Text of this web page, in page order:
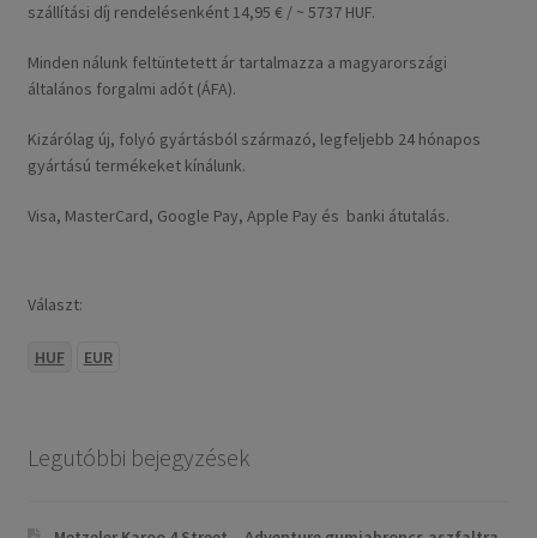
szállítási díj rendelésenként 14,95 € / ~ 5737 HUF.
Minden nálunk feltüntetett ár tartalmazza a magyarországi
általános forgalmi adót (ÁFA).
Kizárólag új, folyó gyártásból származó, legfeljebb 24 hónapos
gyártású termékeket kínálunk.
Visa, MasterCard, Google Pay, Apple Pay és banki átutalás.
Választ:
HUF EUR
Legutóbbi bejegyzések